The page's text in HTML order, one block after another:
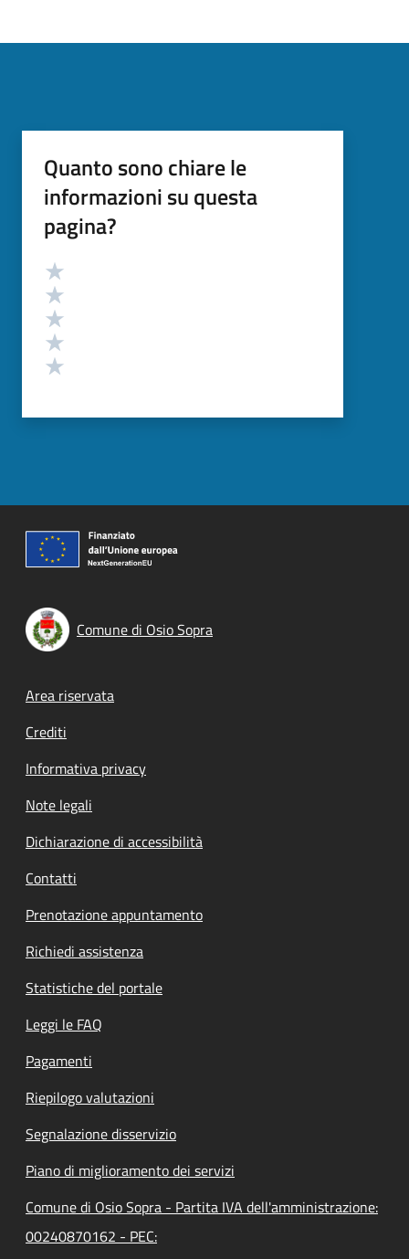
Quanto sono chiare le
informazioni su questa
pagina?
Valutazione
Comune di Osio Sopra
Footer menu
Area riservata
Crediti
Informativa privacy
Note legali
Dichiarazione di accessibilità
Contatti
Prenotazione appuntamento
Richiedi assistenza
Statistiche del portale
Leggi le FAQ
Pagamenti
Riepilogo valutazioni
Segnalazione disservizio
Piano di miglioramento dei servizi
Comune di Osio Sopra - Partita IVA dell'amministrazione:
00240870162 - PEC: